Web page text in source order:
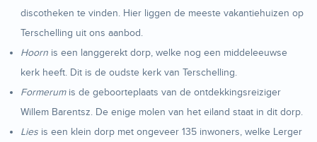
discotheken te vinden. Hier liggen de meeste vakantiehuizen op
Terschelling uit ons aanbod.
Hoorn is een langgerekt dorp, welke nog een middeleeuwse
kerk heeft. Dit is de oudste kerk van Terschelling.
Formerumis de geboorteplaats van de ontdekkingsreiziger
Willem Barentsz. De enige molen van het eiland staat in dit dorp.
Lies is een klein dorp met ongeveer 135 inwoners, welke Lerger